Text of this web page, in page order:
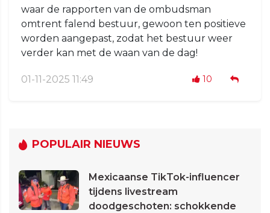
waar de rapporten van de ombudsman
omtrent falend bestuur, gewoon ten positieve
worden aangepast, zodat het bestuur weer
verder kan met de waan van de dag!
01-11-2025 11:49 10
POPULAIR NIEUWS
Mexicaanse TikTok-influencer
tijdens livestream
doodgeschoten: schokkende